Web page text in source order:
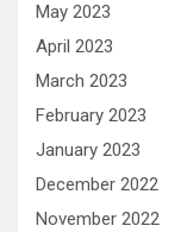
May 2023
April 2023
March 2023
February 2023
January 2023
December 2022
November 2022